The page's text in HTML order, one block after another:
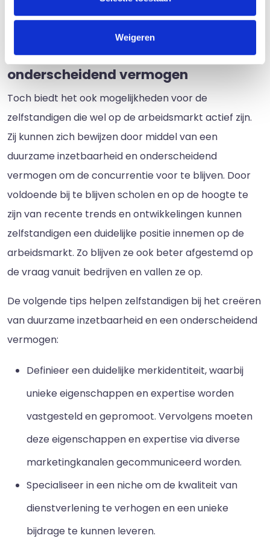
Weigeren
Focus op duurzame inzetbaarheid en
onderscheidend vermogen
Toch biedt het ook mogelijkheden voor de
zelfstandigen die wel op de arbeidsmarkt actief zijn.
Zij kunnen zich bewijzen door middel van een
duurzame inzetbaarheid en onderscheidend
vermogen om de concurrentie voor te blijven. Door
voldoende bij te blijven scholen en op de hoogte te
zijn van recente trends en ontwikkelingen kunnen
zelfstandigen een duidelijke positie innemen op de
arbeidsmarkt. Zo blijven ze ook beter afgestemd op
de vraag vanuit bedrijven en vallen ze op.
De volgende tips helpen zelfstandigen bij het creëren
van duurzame inzetbaarheid en een onderscheidend
vermogen:
Definieer een duidelijke merkidentiteit, waarbij
unieke eigenschappen en expertise worden
vastgesteld en gepromoot. Vervolgens moeten
deze eigenschappen en expertise via diverse
marketingkanalen gecommuniceerd worden.
Specialiseer in een niche om de kwaliteit van
dienstverlening te verhogen en een unieke
bijdrage te kunnen leveren.